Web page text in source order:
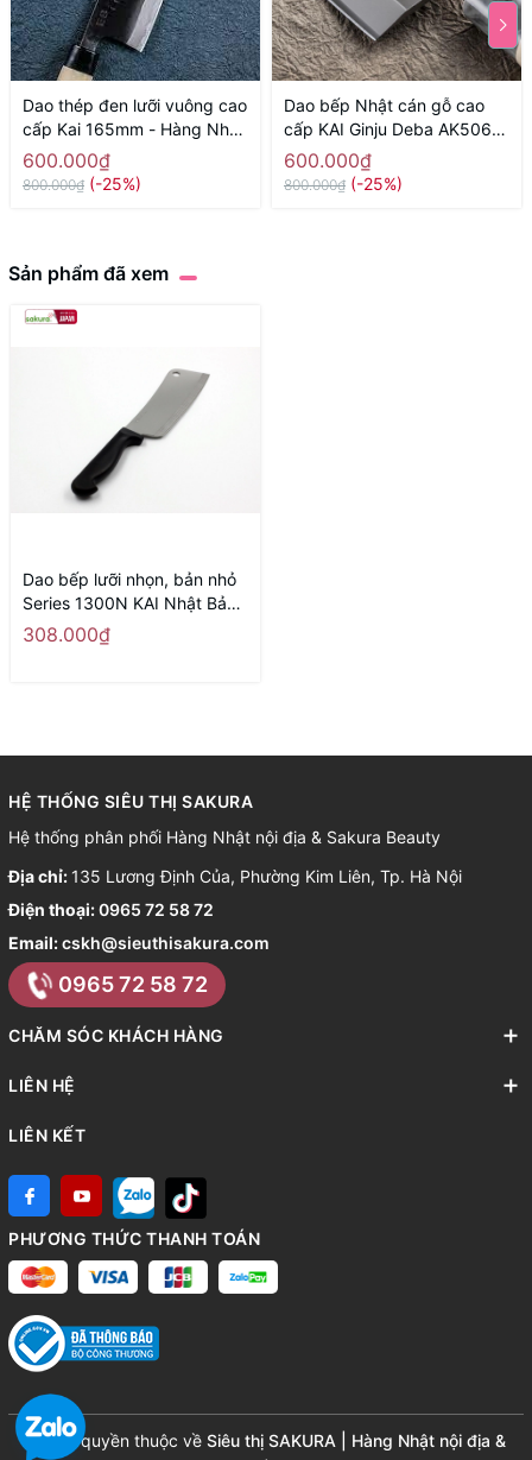
Dao thép đen lưỡi vuông cao
cấp Kai 165mm - Hàng Nhật
nội địa
600.000₫
800.000₫ (-25%)
Dao bếp Nhật cán gỗ cao
cấp KAI Ginju Deba AK5061
(150mm) - Hàng Nhật nội
địa
600.000₫
800.000₫ (-25%)
Sản phẩm đã xem
Dao bếp lưỡi nhọn, bản nhỏ
Series 1300N KAI Nhật Bản -
Hàng Nhật nội địa
308.000₫
HỆ THỐNG SIÊU THỊ SAKURA
Hệ thống phân phối Hàng Nhật nội địa & Sakura Beauty
Địa chỉ: 135 Lương Định Của, Phường Kim Liên, Tp. Hà Nội
Điện thoại:0965 72 58 72
Email:cskh@sieuthisakura.com
0965 72 58 72
CHĂM SÓC KHÁCH HÀNG
LIÊN HỆ
LIÊN KẾT
PHƯƠNG THỨC THANH TOÁN
© Bản quyền thuộc về Siêu thị SAKURA | Hàng Nhật nội địa &